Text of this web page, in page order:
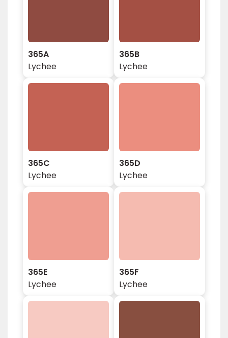
365A
Lychee
365B
Lychee
365C
Lychee
365D
Lychee
365E
Lychee
365F
Lychee